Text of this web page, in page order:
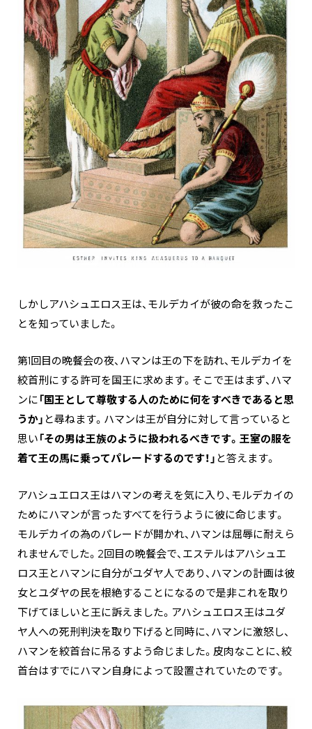
しかしアハシュエロス王は、モルデカイが彼の命を救ったこ
とを知っていました。
第1回目の晩餐会の夜、ハマンは王の下を訪れ、モルデカイを
絞首刑にする許可を国王に求めます。そこで王はまず、ハマ
ンに 「国王として尊敬する人のために何をすべきであると思
うか」 と尋ねます。ハマンは王が自分に対して言っていると
思い 「その男は王族のように扱われるべきです。王室の服を
着て王の馬に乗ってパレードするのです！」 と答えます。
アハシュエロス王はハマンの考えを気に入り、モルデカイの
ためにハマンが言ったすべてを行うように彼に命じます。
モルデカイの為のパレードが開かれ、ハマンは屈辱に耐えら
れませんでした。2回目の晩餐会で、エステルはアハシュエ
ロス王とハマンに自分がユダヤ人であり、ハマンの計画は彼
女とユダヤの民を根絶することになるので是非これを取り
下げてほしいと王に訴えました。アハシュエロス王はユダ
ヤ人への死刑判決を取り下げると同時に、ハマンに激怒し、
ハマンを絞首台に吊るすよう命じました。皮肉なことに、絞
首台はすでにハマン自身によって設置されていたのです。